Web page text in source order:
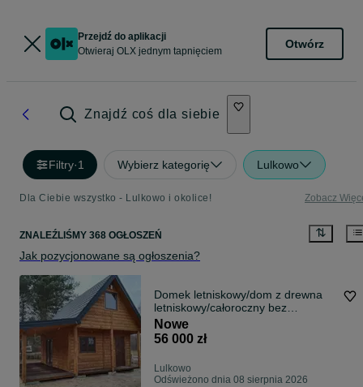
Przejdź do aplikacji
Otwieraj OLX jednym tapnięciem
Otwórz
Znajdź coś dla siebie
Filtry·1 Wybierz kategorię Lulkowo
Dla Ciebie wszystko - Lulkowo i okolice! Zobacz
ZNALEŹLIŚMY 368 OGŁOSZEŃ
Jak pozycjonowane są ogłoszenia?
Domek letniskowy/dom z drewna
letniskowy/całoroczny bez
pozwolenia
Nowe
56 000 zł
Lulkowo
Odświeżono dnia 08 sierpnia 2026